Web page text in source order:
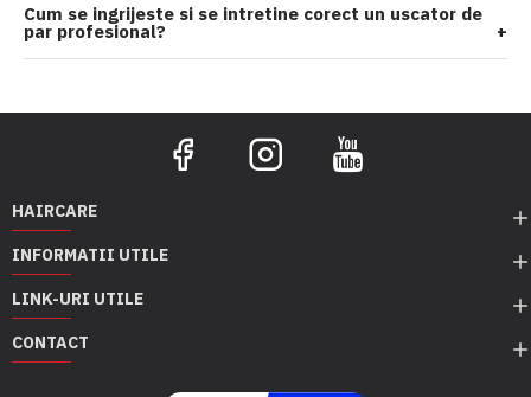
Cum se ingrijeste si se intretine corect un uscator de
par profesional? +
HAIRCARE
INFORMATII UTILE
LINK-URI UTILE
CONTACT